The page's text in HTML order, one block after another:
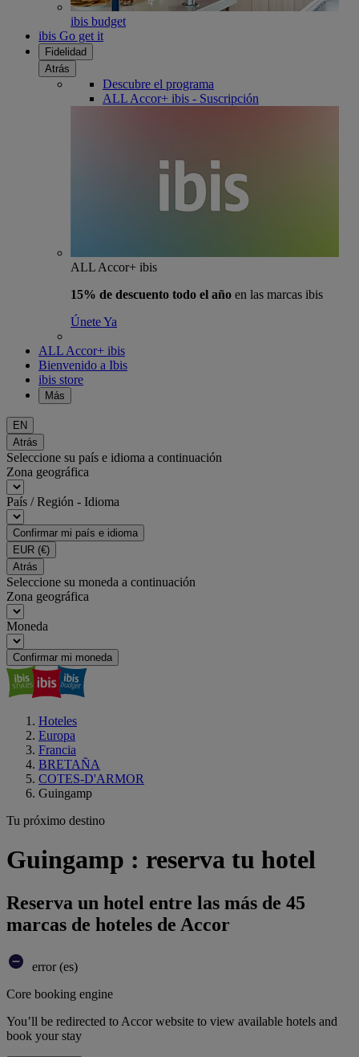
ibis budget
ibis Go get it
Fidelidad
Atrás
Descubre el programa
ALL Accor+ ibis - Suscripción
ALL Accor+ ibis
15% de descuento todo el año en las marcas ibis
Únete Ya
ALL Accor+ ibis
Bienvenido a Ibis
ibis store
Más
EN
Atrás
Seleccione su país e idioma a continuación
Zona geográfica
País / Región - Idioma
Confirmar mi país e idioma
EUR (€)
Atrás
Seleccione su moneda a continuación
Zona geográfica
Moneda
Confirmar mi moneda
Hoteles
Europa
Francia
BRETAÑA
COTES-D'ARMOR
Guingamp
Tu próximo destino
Guingamp : reserva tu hotel
Reserva un hotel entre las más de 45
marcas de hoteles de Accor
error (es)
Core booking engine
You’ll be redirected to Accor website to view available hotels and
book your stay